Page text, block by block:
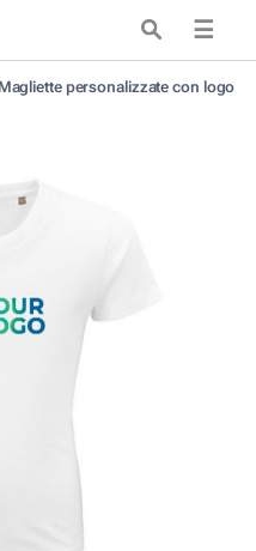
☰
Magliette personalizzate con logo